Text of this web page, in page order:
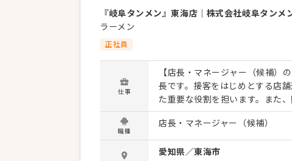
『岐阜タンメン』東海店
株式会社岐阜タンメ
ラーメン
正社員
仕事
【店長・マネージャー（候補）
長です。接客をはじめとする店
た重要な役割を担います。また
がいある業務がメインとなりま
されることを期待しています。
あなたならではのアイデアを積極的に発信してくだ
ンの全体管理 ・予約管理、電話
職種
店長・マネージャー（候補）
愛知県／東海市